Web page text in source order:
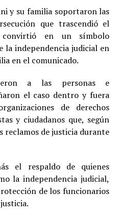
y su familia soportaron las
que trascendió el
en un símbolo
la independencia judicial en
en el comunicado.
a las personas e
el caso dentro y fuera
de derechos
y ciudadanos que, según
reclamos de justicia durante
el respaldo de quienes
la independencia judicial,
de los funcionarios